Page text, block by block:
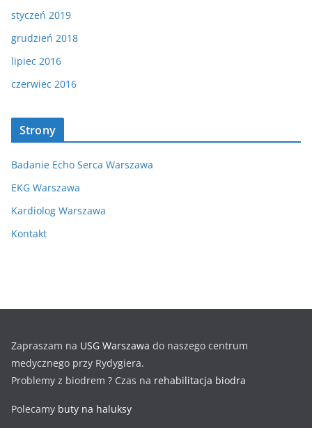
styczeń 2019
grudzień 2018
lipiec 2016
czerwiec 2016
Strony
Badanie Echo Serca Warszawa
EKG Warszawa
Kardiolog Warszawa
Kontakt
Zapraszam na USG Warszawa do naszego centrum
medycznego przy Rydygiera.
Problemy z biodrem ? Czas na rehabilitacja biodra
Polecamy buty na haluksy